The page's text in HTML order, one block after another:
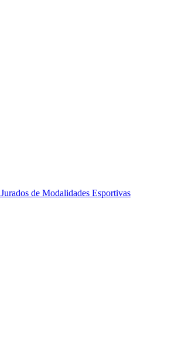
Jurados de Modalidades Esportivas